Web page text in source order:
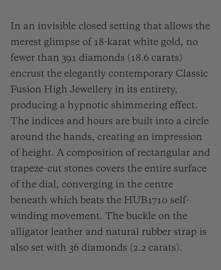
In an invisible closed setting that allows the
merest glimpse of 18-karat white gold, no
fewer than 391 diamonds (18.6 carats)
encrust the elegantly contemporary Classic
Fusion High Jewellery in its entirety,
producing a hypnotic shimmering effect.
The indices and hours are built into a circle
around the hands, creating an impression
of height. A composition of rectangular and
trapeze-cut stones covers the entire surface
of the dial, converging in the centre
beneath which beats the HUB1710 self-
winding movement. The buckle on the
alligator leather and natural rubber strap is
also set with 36 diamonds (2.2 carats).